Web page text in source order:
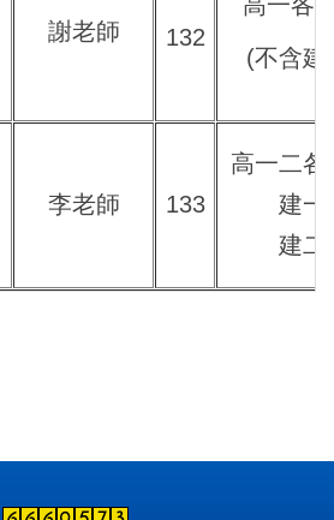
謝老師 132
(不含建
李老師 133
高一二各
建一
建二